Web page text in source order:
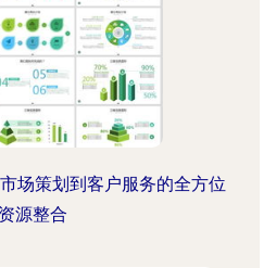
场策划到客户服务的全方位
资源整合